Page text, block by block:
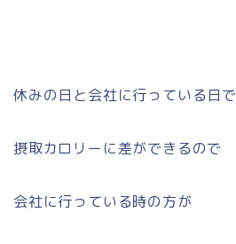
休みの日と会社に行っている日で
摂取カロリーに差ができるので
会社に行っている時の方が